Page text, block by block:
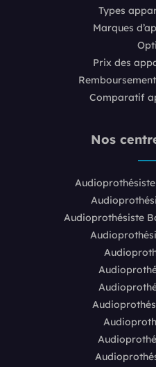
Types
Marques
Prix des
Comparatif
Nos
Audioprothésiste